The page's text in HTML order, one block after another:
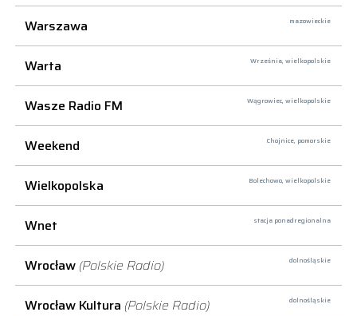
Warszawa mazowieckie
Warta Września, wielkopolskie
Wasze Radio FM Wągrowiec, wielkopolskie
Weekend Chojnice, pomorskie
Wielkopolska Bolechowo, wielkopolskie
Wnet stacja ponadregionalna
Wrocław (Polskie Radio) dolnośląskie
Wrocław Kultura (Polskie Radio) dolnośląskie